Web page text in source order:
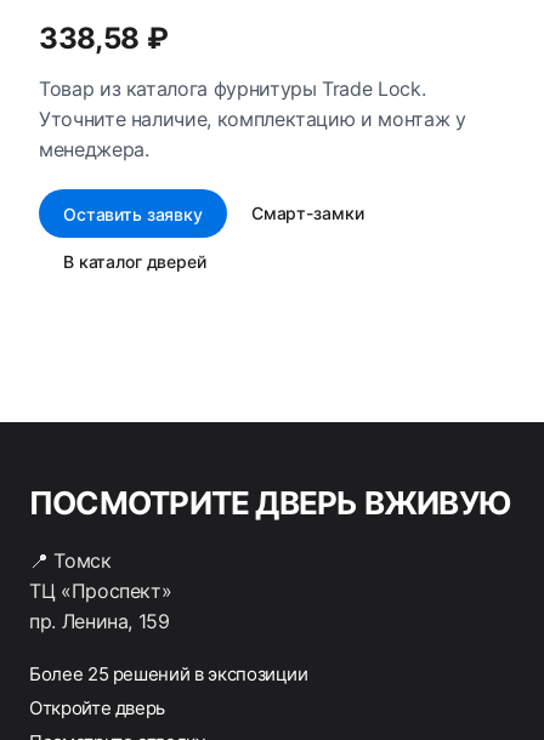
338,58 ₽
Товар из каталога фурнитуры Trade Lock.
Уточните наличие, комплектацию и монтаж у
менеджера.
Оставить заявку Смарт-замки
В каталог дверей
ПОСМОТРИТЕ ДВЕРЬ ВЖИВУЮ
📍 Томск
ТЦ «Проспект»
пр. Ленина, 159
Более 25 решений в экспозиции
Откройте дверь